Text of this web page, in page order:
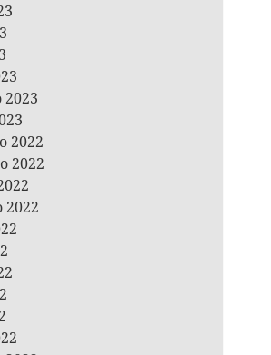
2022
2022
2022